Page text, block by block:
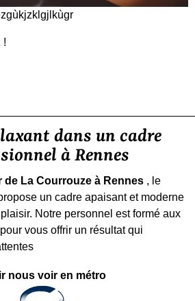
!
dans un cadre
à Rennes
de La Courrouze à Rennes , le
un cadre apaisant et moderne
Notre personnel est formé aux
vous offrir un résultat qui
nous voir en métro